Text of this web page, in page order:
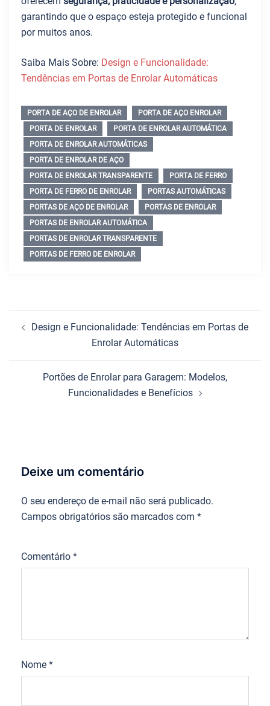
garantindo que o espaço esteja protegido e funcional
por muitos anos.
Saiba Mais Sobre: Design e Funcionalidade:
Tendências em Portas de Enrolar Automáticas
PORTA DE AÇO DE ENROLAR
PORTA DE AÇO ENROLAR
PORTA DE ENROLAR
PORTA DE ENROLAR AUTOMÁTICA
PORTA DE ENROLAR AUTOMÁTICAS
PORTA DE ENROLAR DE AÇO
PORTA DE ENROLAR TRANSPARENTE
PORTA DE FERRO
PORTA DE FERRO DE ENROLAR
PORTAS AUTOMÁTICAS
PORTAS DE AÇO DE ENROLAR
PORTAS DE ENROLAR
PORTAS DE ENROLAR AUTOMÁTICA
PORTAS DE ENROLAR TRANSPARENTE
PORTAS DE FERRO DE ENROLAR
de
Design e Funcionalidade: Tendências em Portas de
Enrolar Automáticas
Portões de Enrolar para Garagem: Modelos,
Funcionalidades e Benefícios
Deixe um comentário
O seu endereço de e-mail não será publicado.
Campos obrigatórios são marcados com *
Comentário *
Nome *